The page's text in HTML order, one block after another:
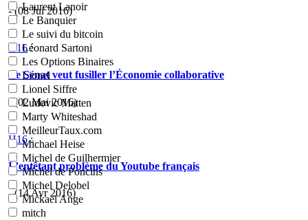
Laurent Lanoir
Le Banquier
Le suivi du bitcoin
Léonard Sartoni
Les Options Binaires
Lionel
Lionel Siffre
Ludovic Matten
Marty Whiteshad
MeilleurTaux.com
Michael Heise
Michel de Guilhermier
Michel de Poncins
Michel Delobel
Mickaël Ange
mitch
- (08 Jui 2016)
H16:
Le Sénat veut fusiller l’Économie collaborative
- (02 Mai 2016)
H16:
L’entêtant problème du Youtube français
- (14 Avr 2016)